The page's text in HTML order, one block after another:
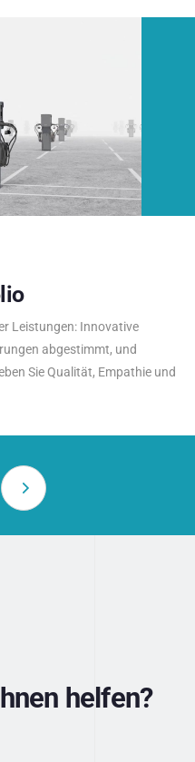
Leistungen: Innovative
abgestimmt, und
Sie Qualität, Empathie und
helfen?